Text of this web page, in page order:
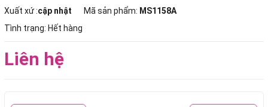
Xuất xứ :cập nhật Mã sản phẩm: MS1158A
Tình trạng: Hết hàng
Liên hệ